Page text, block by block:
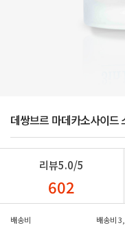
데쌍브르 마데카소사이드
리뷰5.0/5
602
배송비
배송비